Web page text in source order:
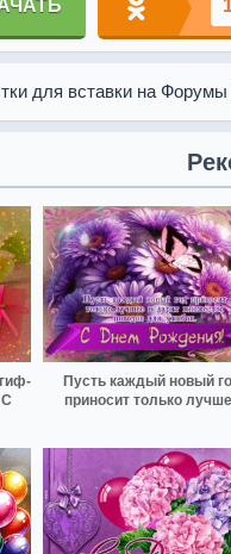
для вставки на Форумы
С
Пусть каждый новый
приносит только